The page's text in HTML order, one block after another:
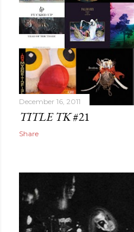
December 16, 2011
TITLE TK#21
Share